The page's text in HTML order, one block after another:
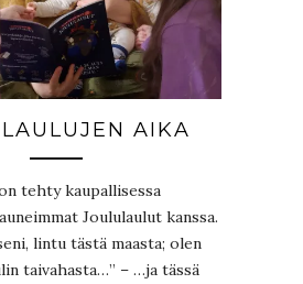
AIKA
tehty kaupallisessa
Joululaulut kanssa.
lintu tästä maasta; olen
taivahasta…” – …ja tässä